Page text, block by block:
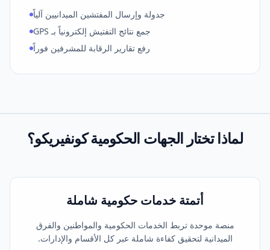
جدولة وإرسال المفتشين الميدانيين آلياً
جمع نتائج التفتيش إلكترونياً بـ GPS
رفع تقارير الرقابة للمشرفين فوراً
لماذا تختار الجهات الحكوميةكونفيريكو؟
أتمتة خدمات حكومية شاملة
منصة موحدة تربط الخدمات الحكومية والمواطنين والفرق
الميدانية لتحقيق كفاءة شاملة عبر كل الأقسام والإدارات.